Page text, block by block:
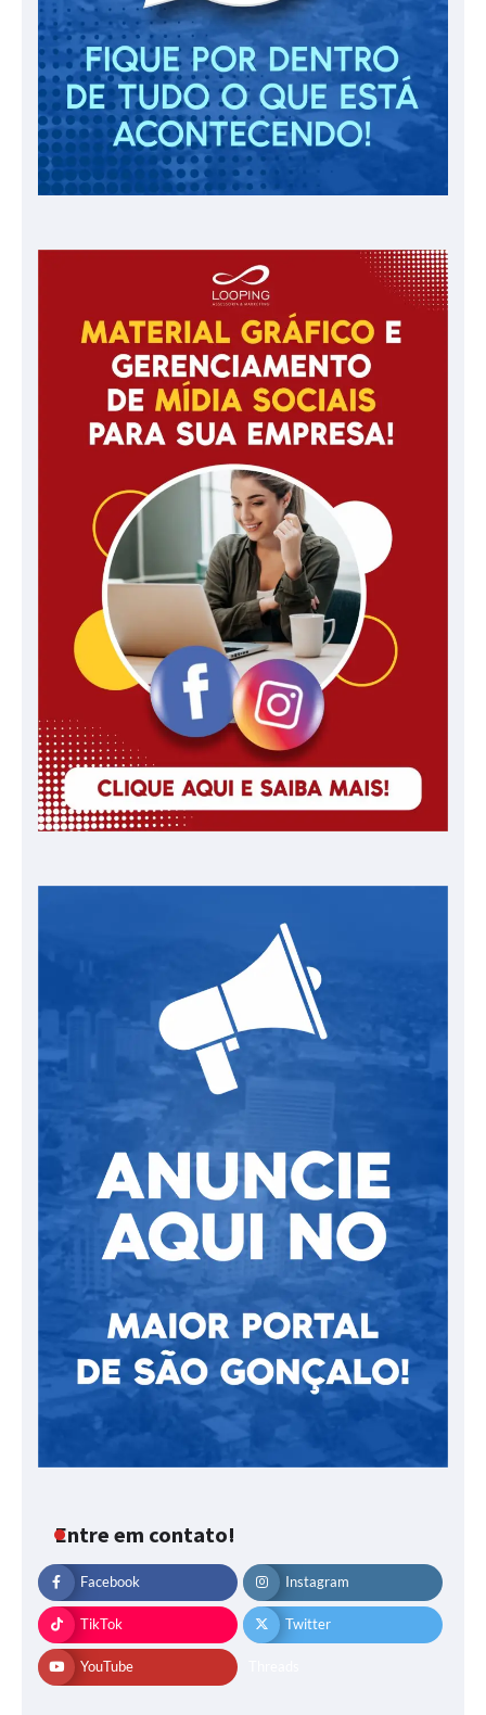
Entre em contato!
Facebook Instagram
TikTok Twitter
YouTube